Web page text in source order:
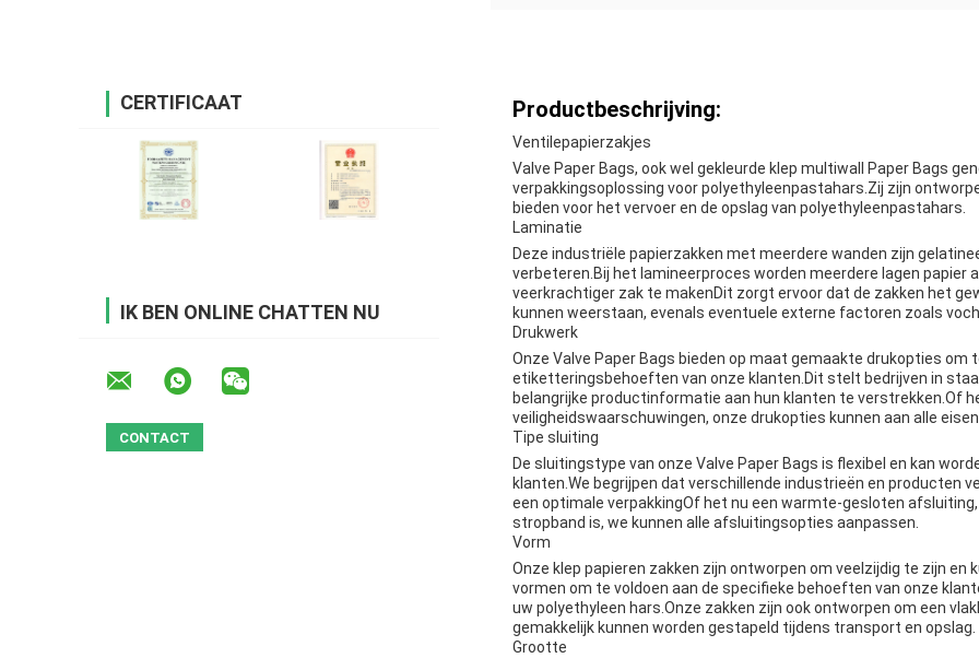
CERTIFICAAT
IK BEN ONLINE CHATTEN NU
Productbeschrijving:
Ventilepapierzakjes
Valve Paper Bags, ook wel gekleurde klep multiwall Paper Bags
verpakkingsoplossing voor polyethyleenpastahars.Zij zijn
bieden voor het vervoer en de opslag van polyethyleenpastahars.
Laminatie
Deze industriële papierzakken met meerdere wanden zijn
verbeteren.Bij het lamineerproces worden meerdere lagen papier
veerkrachtiger zak te makenDit zorgt ervoor dat de zakken het
kunnen weerstaan, evenals eventuele externe factoren zoals
Drukwerk
Onze Valve Paper Bags bieden op maat gemaakte drukopties om
etiketteringsbehoeften van onze klanten.Dit stelt bedrijven in
belangrijke productinformatie aan hun klanten te verstrekken.Of
veiligheidswaarschuwingen, onze drukopties kunnen aan alle
Tipe sluiting
De sluitingstype van onze Valve Paper Bags is flexibel en kan
klanten.We begrijpen dat verschillende industrieën en producten
een optimale verpakkingOf het nu een warmte-gesloten
stropband is, we kunnen alle afsluitingsopties aanpassen.
Vorm
Onze klep papieren zakken zijn ontworpen om veelzijdig te zijn en
vormen om te voldoen aan de specifieke behoeften van onze
uw polyethyleen hars.Onze zakken zijn ook ontworpen om een
gemakkelijk kunnen worden gestapeld tijdens transport en opslag.
Grootte